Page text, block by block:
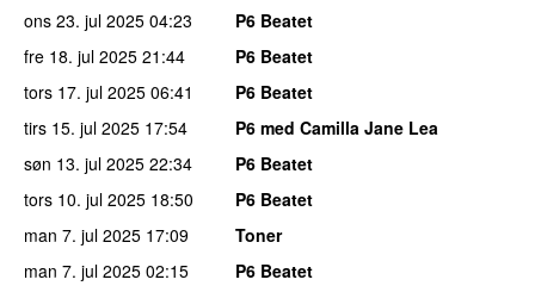
ons 23. jul 2025 04:23
P6 Beatet
fre 18. jul 2025 21:44
P6 Beatet
tors 17. jul 2025 06:41
P6 Beatet
tirs 15. jul 2025 17:54
P6 med Camilla Jane Lea
søn 13. jul 2025 22:34
P6 Beatet
tors 10. jul 2025 18:50
P6 Beatet
man 7. jul 2025 17:09
Toner
man 7. jul 2025 02:15
P6 Beatet